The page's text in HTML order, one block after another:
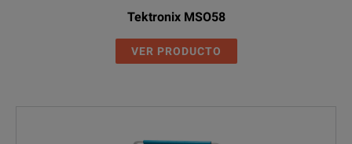
Tektronix MSO58
VER PRODUCTO